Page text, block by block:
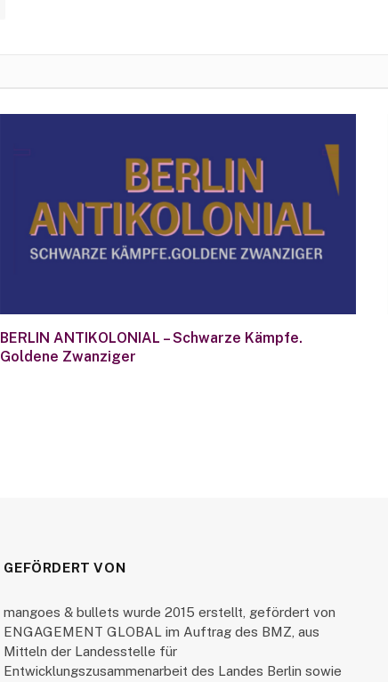
BERLIN ANTIKOLONIAL – Schwarze Kämpfe.
Goldene Zwanziger
GEFÖRDERT VON
mangoes & bullets wurde 2015 erstellt, gefördert von
ENGAGEMENT GLOBAL im Auftrag des BMZ, aus
Mitteln der Landesstelle für
Entwicklungszusammenarbeit des Landes Berlin sowie